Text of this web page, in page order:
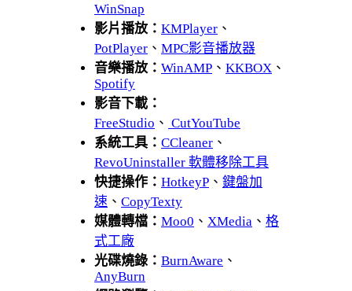
WinSnap
影片播放： KMPlayer 、
PotPlayer 、 MPC影音播放器
音樂播放： WinAMP 、 KKBOX 、
Spotify
影音下載：
FreeStudio 、 CutYouTube
系統工具： CCleaner 、
RevoUninstaller 軟體移除工具
快捷操作： HotkeyP 、 鍵盤加
速 、 CopyTexty
媒體轉檔： Moo0 、 XMedia 、 格
式工廠
光碟燒錄： BurnAware 、
AnyBurn